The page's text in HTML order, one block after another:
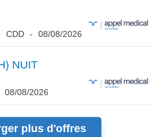
CDD 08/08/2026
NUIT
08/08/2026
plus d'offres